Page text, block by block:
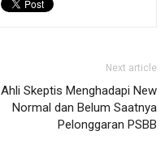
Next article
Ahli Skeptis Menghadapi New
Normal dan Belum Saatnya
Pelonggaran PSBB